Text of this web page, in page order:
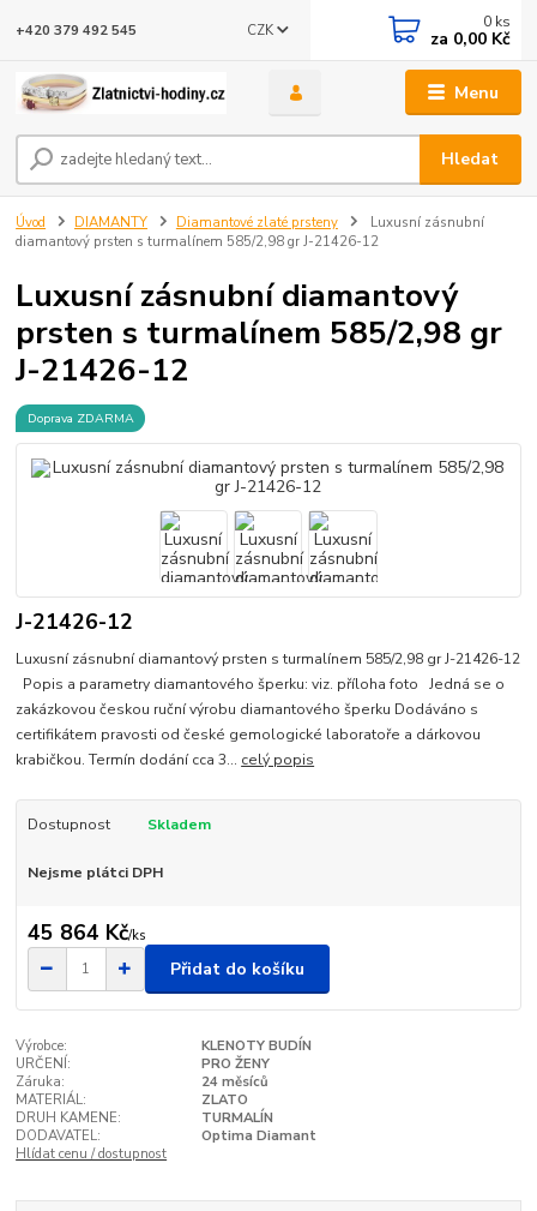
Menu
CZK
Hledat
+420 379 492 545 0 ks
za 0,00 Kč
Úvod DIAMANTY Diamantové zlaté prsteny
Luxusní zásnubní
diamantový prsten s turmalínem 585/2,98 gr J-21426-12
Luxusní zásnubní diamantový
prsten s turmalínem 585/2,98 gr
J-21426-12
Doprava ZDARMA
J-21426-12
Luxusní zásnubní diamantový prsten s turmalínem 585/2,98 gr J-21426-12
Popis a parametry diamantového šperku: viz. příloha foto Jedná se o
zakázkovou českou ruční výrobu diamantového šperku Dodáváno s
certifikátem pravosti od české gemologické laboratoře a dárkovou
krabičkou. Termín dodání cca 3... celý popis
Dostupnost Skladem
Nejsme plátci DPH
45 864 Kč/ks
Přidat do košíku
Výrobce:
KLENOTY BUDÍN
URČENÍ:
PRO ŽENY
Záruka:
24 měsíců
MATERIÁL:
ZLATO
DRUH KAMENE:
TURMALÍN
DODAVATEL:
Optima Diamant
Hlídat cenu / dostupnost